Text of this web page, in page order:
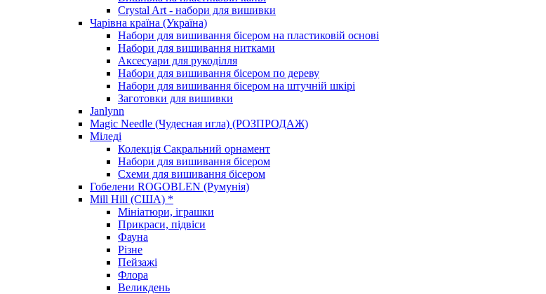
Crystal Art - набори для вишивки
Чарівна країна (Україна)
Набори для вишивання бісером на пластиковій основі
Набори для вишивання нитками
Аксесуари для рукоділля
Набори для вишивання бісером по дереву
Набори для вишивання бісером на штучній шкірі
Заготовки для вишивки
Janlynn
Magic Needle (Чудесная игла) (РОЗПРОДАЖ)
Міледі
Колекція Сакральний орнамент
Набори для вишивання бісером
Схеми для вишивання бісером
Гобелени ROGOBLEN (Румунія)
Mill Hill (США) *
Мініатюри, іграшки
Прикраси, підвіси
Фауна
Різне
Пейзажі
Флора
Великдень